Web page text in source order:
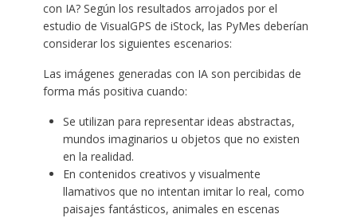
con IA? Según los resultados arrojados por el
estudio de VisualGPS de iStock, las PyMes deberían
considerar los siguientes escenarios: ​
Las imágenes generadas con IA son percibidas de
forma más positiva cuando: ​
Se utilizan para representar ideas abstractas,
mundos imaginarios u objetos que no existen
en la realidad.
En contenidos creativos y visualmente
llamativos que no intentan imitar lo real, como
paisajes fantásticos, animales en escenas